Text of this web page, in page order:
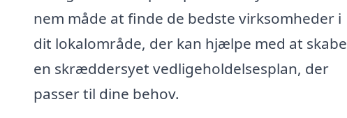
nem måde at finde de bedste virksomheder i
dit lokalområde, der kan hjælpe med at skabe
en skræddersyet vedligeholdelsesplan, der
passer til dine behov.